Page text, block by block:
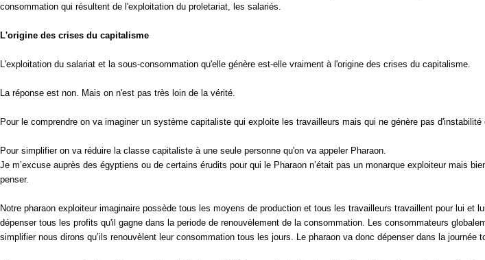
consommation qui résultent de l'exploitation du proletariat, les salariés.
L'origine des crises du capitalisme
L'exploitation du salariat et la sous-consommation qu'elle génère est-elle vraiment à l'origine des crises du capitalisme.
La réponse est non. Mais on n'est pas très loin de la vérité.
Pour le comprendre on va imaginer un système capitaliste qui exploite les travailleurs mais qui ne génère pas d'instabilité
Pour simplifier on va réduire la classe capitaliste à une seule personne qu'on va appeler Pharaon.
Je m’excuse auprès des égyptiens ou de certains érudits pour qui le Pharaon n’était pas un monarque exploiteur mais
penser.
Notre pharaon exploiteur imaginaire possède tous les moyens de production et tous les travailleurs travaillent pour lui
dépenser tous les profits qu'il gagne dans la periode de renouvèlement de la consommation. Les consommateurs
simplifier nous dirons qu’ils renouvèlent leur consommation tous les jours. Le pharaon va donc dépenser dans la journée